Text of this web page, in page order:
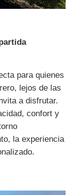
para quienes
lejos de las
a disfrutar.
confort y
la experiencia